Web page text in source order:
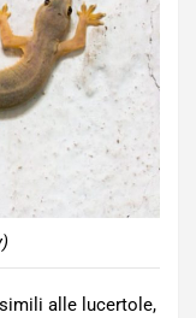
alle lucertole,